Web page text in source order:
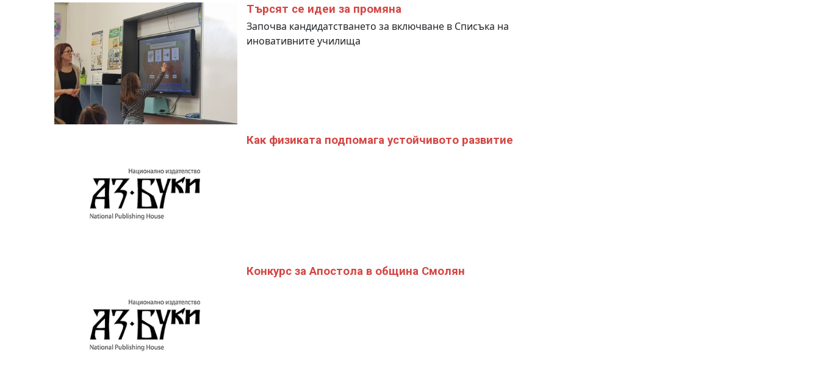
Търсят се идеи за промяна
Започва кандидатстването за включване в Списъка на
иновативните училища
Как физиката подпомага устойчивото развитие
Конкурс за Апостола в община Смолян